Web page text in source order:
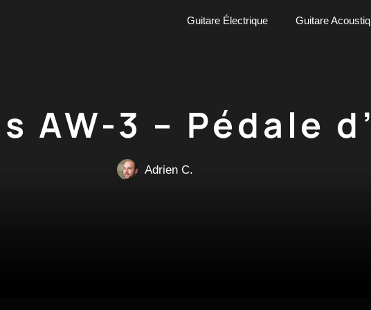
Guitare Électrique Guitare
AW-3 – Pédale
Adrien C.